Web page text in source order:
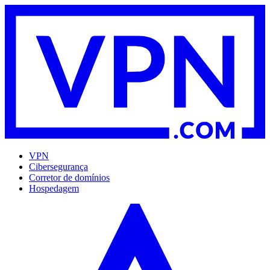
VPN
Cibersegurança
Corretor de domínios
Hospedagem